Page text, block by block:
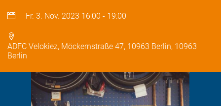
Fr. 3. Nov. 2023 16:00 - 19:00
ADFC Velokiez, Möckernstraße 47, 10963 Berlin, 10963
Berlin